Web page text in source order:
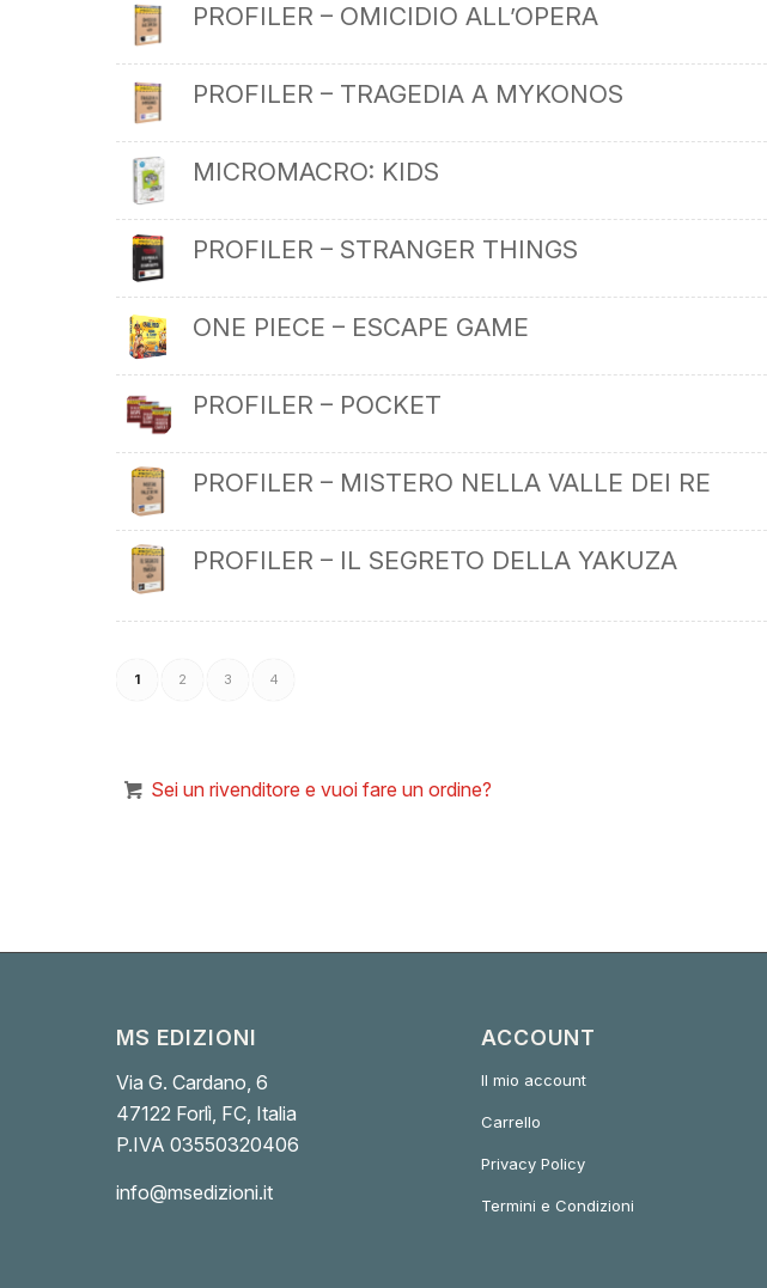
PROFILER – OMICIDIO ALL’OPERA
PROFILER – TRAGEDIA A MYKONOS
MICROMACRO: KIDS
PROFILER – STRANGER THINGS
ONE PIECE – ESCAPE GAME
PROFILER – POCKET
PROFILER – MISTERO NELLA VALLE DEI RE
PROFILER – IL SEGRETO DELLA YAKUZA
1 2 3 4
Sei un rivenditore e vuoi fare un ordine?
MS EDIZIONI
Via G. Cardano, 6
47122 Forlì, FC, Italia
P.IVA 03550320406
info@msedizioni.it
ACCOUNT
Il mio account
Carrello
Privacy Policy
Termini e Condizioni